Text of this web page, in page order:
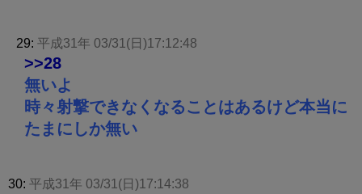
29: 平成31年 03/31(日)17:12:48
>>28
無いよ
時々射撃できなくなることはあるけど本当に
たまにしか無い
30: 平成31年 03/31(日)17:14:38